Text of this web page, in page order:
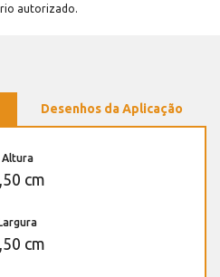
autorizado.
Desenhos da Aplicação
Altura
cm
Largura
cm